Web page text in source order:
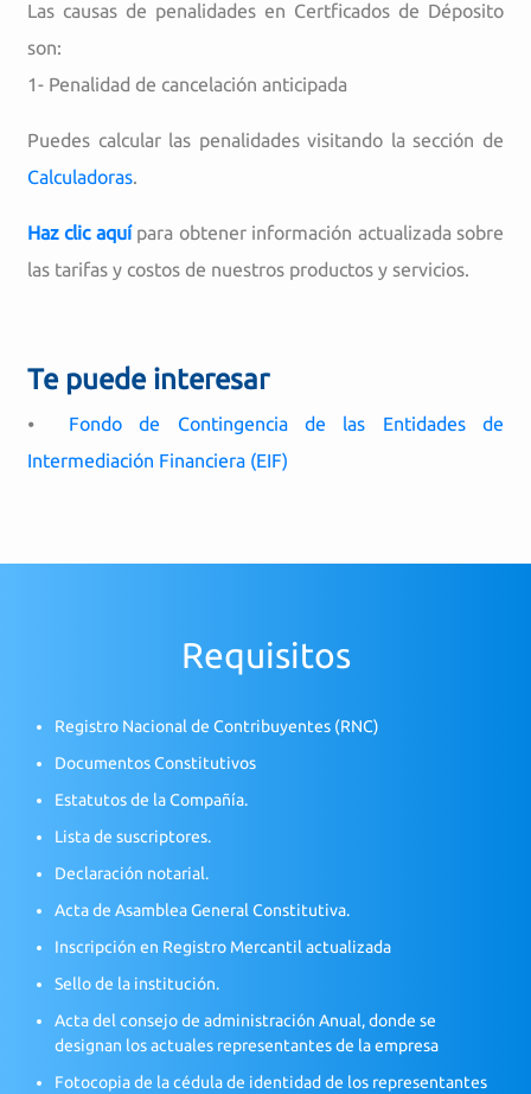
Las causas de penalidades en Certficados de Déposito
son:
1- Penalidad de cancelación anticipada
Puedes calcular las penalidades visitando la sección de
Calculadoras
Haz clic aquípara obtener información actualizada sobre
las tarifas y costos de nuestros productos y servicios.
Te puede interesar
⦁ Fondo de Contingencia de las Entidades de
Intermediación Financiera (EIF)
Requisitos
Registro Nacional de Contribuyentes (RNC)
Documentos Constitutivos
Estatutos de la Compañía.
Lista de suscriptores.
Declaración notarial.
Acta de Asamblea General Constitutiva.
Inscripción en Registro Mercantil actualizada
Sello de la institución.
Acta del consejo de administración Anual, donde se
designan los actuales representantes de la empresa
Fotocopia de la cédula de identidad de los representantes